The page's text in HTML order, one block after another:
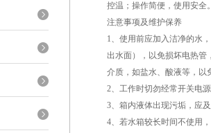
控温；操作简便，使用安全
注意事项及维护保养
1、使用前应加入洁净的水
出水面），以免损坏电热管
介质，如盐水、酸液等，以
2、工作时切勿经常开关电
3、箱内液体出现污垢，应
4、若水箱较长时间不使用